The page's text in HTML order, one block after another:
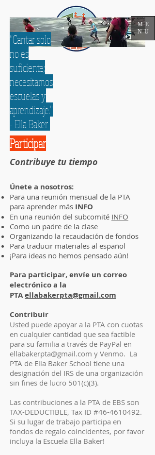
ME
NU
"Cantar solo
no es
suficiente;
necesitamos
escuelas y
aprendizaje."
- Ella Baker
Participar
Contribuye tu tiempo
Únete a nosotros:
Para una reunión mensual de la PTA
para aprender más INFO
En una reunión del subcomité INFO
Como un padre de la clase
Organizando la recaudación de fondos
Para traducir materiales al español
¡Para ideas no hemos pensado aún!
Para participar, envíe un correo
electrónico a la
PTAellabakerpta@gmail.com
Contribuir
Usted puede apoyar a la PTA con cuotas
en cualquier cantidad que sea factible
para su familia a través de PayPal en
ellabakerpta@gmail.com y Venmo. La
PTA de Ella Baker School tiene una
designación del IRS de una organización
sin fines de lucro 501(c)(3).
Las contribuciones a la PTA de EBS son
TAX-DEDUCTIBLE, Tax ID #46-4610492.
Si su lugar de trabajo participa en
fondos de regalo coincidentes, por favor
incluya la Escuela Ella Baker!